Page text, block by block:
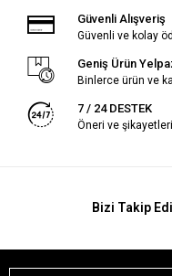
Güvenli Alışveriş
Güvenli ve kolay
Geniş Ürün
Binlerce ürün ve
7 / 24 DESTEK
Öneri ve
Bizi Takip